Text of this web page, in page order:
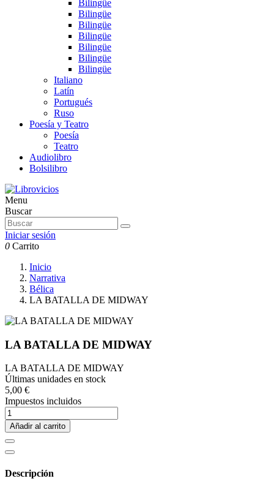
Bilingüe
Bilingüe
Bilingüe
Bilingüe
Bilingüe
Bilingüe
Bilingüe
Italiano
Latín
Portugués
Ruso
Poesía y Teatro
Poesía
Teatro
Audiolibro
Bolsilibro
Menu
Buscar
Iniciar sesión
0 Carrito
Inicio
Narrativa
Bélica
LA BATALLA DE MIDWAY
LA BATALLA DE MIDWAY
LA BATALLA DE MIDWAY
Últimas unidades en stock
5,00 €
Impuestos incluidos
Añadir al carrito
Descripción